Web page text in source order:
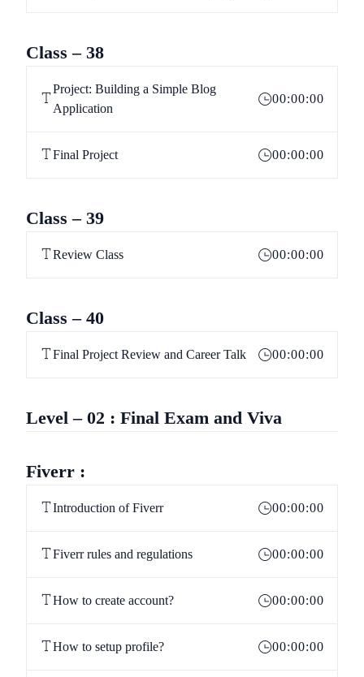
Class – 38
Project: Building a Simple Blog
Application
00:00:00
Final Project 00:00:00
Class – 39
Review Class 00:00:00
Class – 40
Final Project Review and Career Talk 00:00:00
Level – 02 : Final Exam and Viva
Fiverr :
Introduction of Fiverr 00:00:00
Fiverr rules and regulations 00:00:00
How to create account? 00:00:00
How to setup profile? 00:00:00